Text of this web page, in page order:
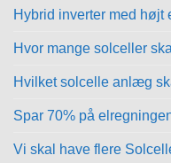
Hybrid inverter med højt
Hvor mange solceller
Hvilket solcelle anlæg
Spar 70% på
Vi skal have flere